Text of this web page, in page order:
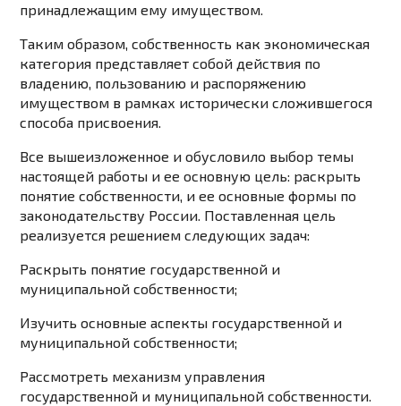
принадлежащим ему имуществом.
Таким образом, собственность как экономическая
категория представляет собой действия по
владению, пользованию и распоряжению
имуществом в рамках исторически сложившегося
способа присвоения.
Все вышеизложенное и обусловило выбор темы
настоящей работы и ее основную цель: раскрыть
понятие собственности, и ее основные формы по
законодательству России. Поставленная цель
реализуется решением следующих задач:
Раскрыть понятие государственной и
муниципальной собственности;
Изучить основные аспекты государственной и
муниципальной собственности;
Рассмотреть механизм управления
государственной и муниципальной собственности.